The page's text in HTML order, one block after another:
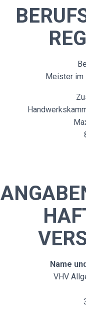
Meister im
Name
VHV